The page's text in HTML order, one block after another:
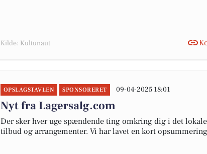
Kilde: Kultunaut
OPSLAGSTAVLEN SPONSORERET 09-04-2025 18:01
Nyt fra Lagersalg.com
Der sker hver uge spændende ting omkring dig i det
tilbud og arrangementer. Vi har lavet en kort